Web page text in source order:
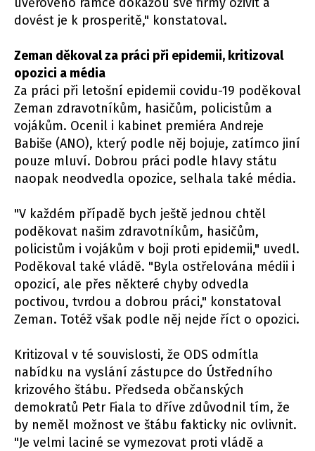
dovést je k prosperitě," konstatoval.
Zeman děkoval za práci při epidemii, kritizoval
opozici a média
Za práci při letošní epidemii covidu-19 poděkoval
Zeman zdravotníkům, hasičům, policistům a
vojákům. Ocenil i kabinet premiéra Andreje
Babiše (ANO), který podle něj bojuje, zatímco jiní
pouze mluví. Dobrou práci podle hlavy státu
naopak neodvedla opozice, selhala také média.
"V každém případě bych ještě jednou chtěl
poděkovat našim zdravotníkům, hasičům,
policistům i vojákům v boji proti epidemii," uvedl.
Poděkoval také vládě. "Byla ostřelována médii i
opozicí, ale přes některé chyby odvedla
poctivou, tvrdou a dobrou práci," konstatoval
Zeman. Totéž však podle něj nejde říct o opozici.
Kritizoval v té souvislosti, že ODS odmítla
nabídku na vyslání zástupce do Ústředního
krizového štábu. Předseda občanských
demokratů Petr Fiala to dříve zdůvodnil tím, že
by neměl možnost ve štábu fakticky nic ovlivnit.
"Je velmi laciné se vymezovat proti vládě a